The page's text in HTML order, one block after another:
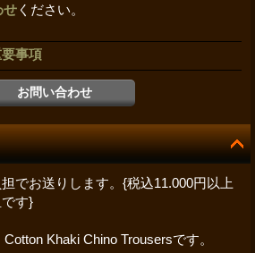
せ ください。
事項
でお送りします。{税込11.000円以上
す}
Khaki Chino Trousersです。